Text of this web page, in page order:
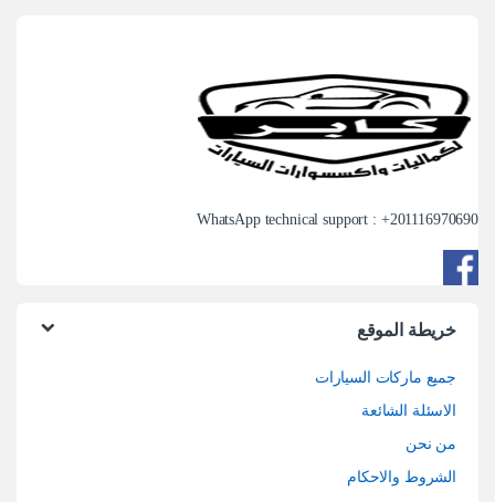
WhatsApp technical support : +201116970690
خريطة الموقع
جميع ماركات السيارات
الاسئلة الشائعة
من نحن
الشروط والاحكام